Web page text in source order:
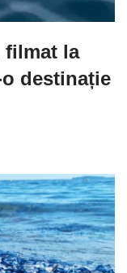
filmat la
destinație